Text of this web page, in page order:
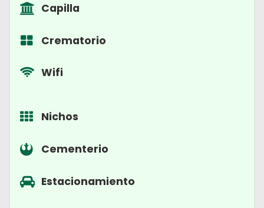
Capilla
Crematorio
Wifi
Nichos
Cementerio
Estacionamiento